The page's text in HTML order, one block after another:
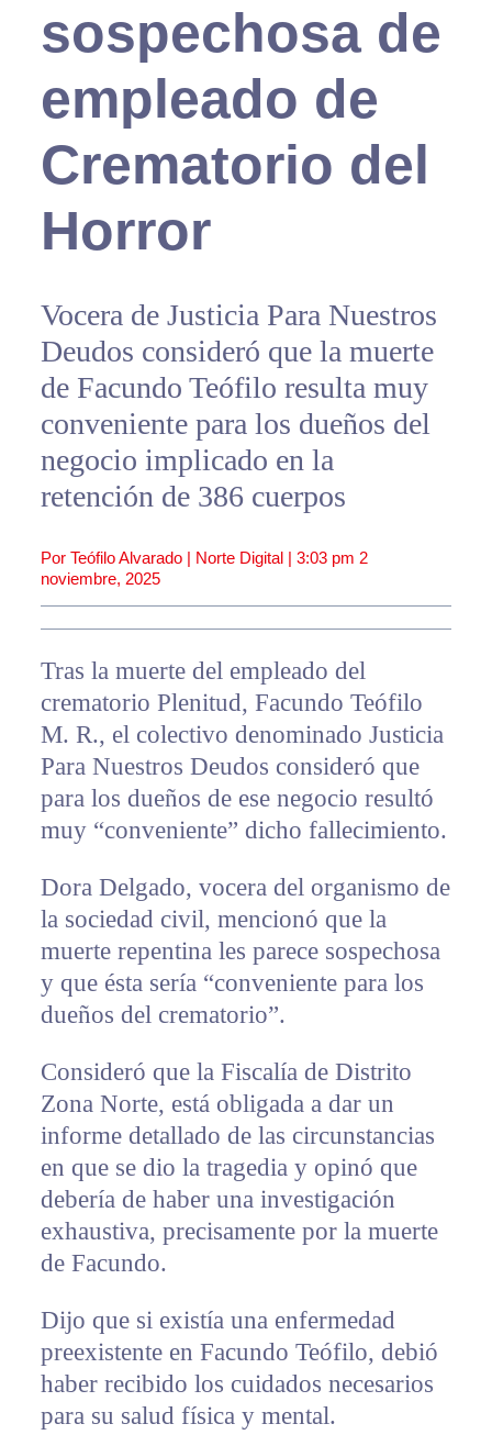
sospechosa de
empleado de
Crematorio del
Horror
Vocera de Justicia Para Nuestros
Deudos consideró que la muerte
de Facundo Teófilo resulta muy
conveniente para los dueños del
negocio implicado en la
retención de 386 cuerpos
Por Teófilo Alvarado | Norte Digital | 3:03 pm 2
noviembre, 2025
Tras la muerte del empleado del
crematorio Plenitud, Facundo Teófilo
M. R., el colectivo denominado Justicia
Para Nuestros Deudos consideró que
para los dueños de ese negocio resultó
muy “conveniente” dicho fallecimiento.
Dora Delgado, vocera del organismo de
la sociedad civil, mencionó que la
muerte repentina les parece sospechosa
y que ésta sería “conveniente para los
dueños del crematorio”.
Consideró que la Fiscalía de Distrito
Zona Norte, está obligada a dar un
informe detallado de las circunstancias
en que se dio la tragedia y opinó que
debería de haber una investigación
exhaustiva, precisamente por la muerte
de Facundo.
Dijo que si existía una enfermedad
preexistente en Facundo Teófilo, debió
haber recibido los cuidados necesarios
para su salud física y mental.